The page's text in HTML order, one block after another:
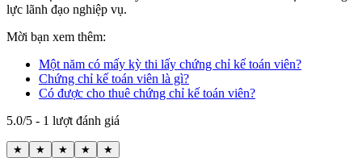
lực lãnh đạo nghiệp vụ.
Mời bạn xem thêm:
Một năm có mấy kỳ thi lấy chứng chỉ kế toán viên?
Chứng chỉ kế toán viên là gì?
Có được cho thuê chứng chỉ kế toán viên?
5.0/5 - 1 lượt đánh giá
★ ★ ★ ★ ★